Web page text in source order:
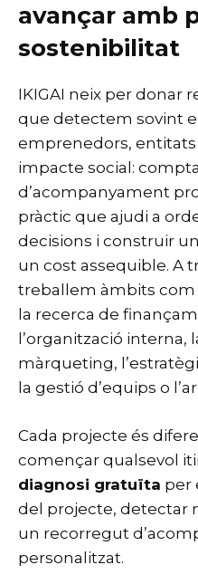
avançar amb
sostenibilitat
IKIGAI neix per donar
que detectem sovint
emprenedors, entitats
impacte social:
d’acompanyament
pràctic que ajudi a
decisions i construir
un cost assequible. A
treballem àmbits com
la recerca de
l’organització interna,
màrqueting,
la gestió d’equips o
Cada projecte és
començar qualsevol
diagnosi gratuïta per
del projecte, detectar
un recorregut
personalitzat.